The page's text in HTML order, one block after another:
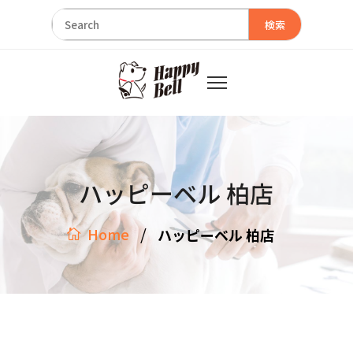
検索
ハッピーベル 柏店
Home / ハッピーベル 柏店